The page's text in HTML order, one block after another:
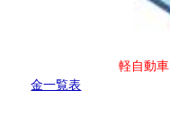
軽自動車
金一覧表